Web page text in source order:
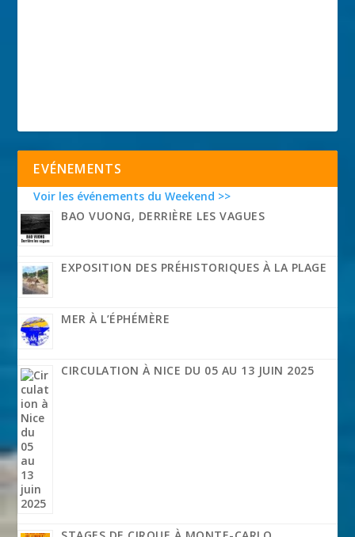
EVÉNEMENTS
Voir les événements du Weekend >>
BAO VUONG, DERRIÈRE LES VAGUES
EXPOSITION DES PRÉHISTORIQUES À LA PLAGE
MER À L’ÉPHÉMÈRE
CIRCULATION À NICE DU 05 AU 13 JUIN 2025